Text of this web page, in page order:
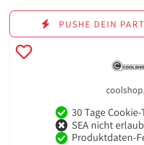
PUSHE DEIN
30 Tage
SEA nicht
Produktdaten-